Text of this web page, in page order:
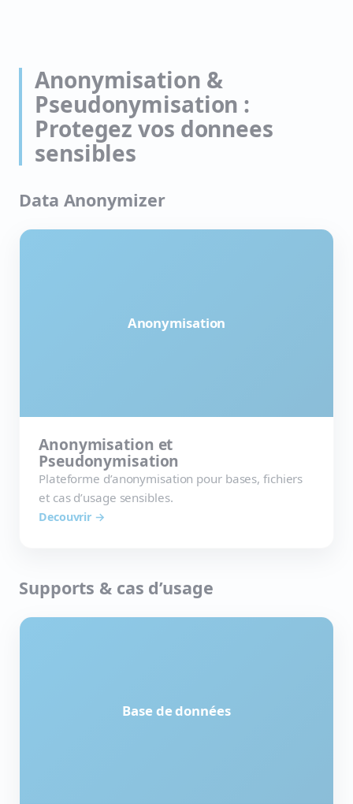
Anonymisation &
Pseudonymisation :
Protegez vos donnees
sensibles
Data Anonymizer
Anonymisation
Anonymisation et
Pseudonymisation
Plateforme d’anonymisation pour bases, fichiers
et cas d’usage sensibles.
Decouvrir →
Supports & cas d’usage
Base de données